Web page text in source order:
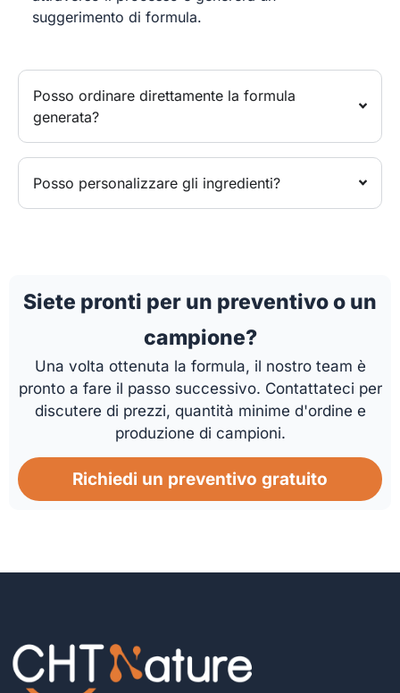
suggerimento di formula.
Posso ordinare direttamente la formula
generata?
Posso personalizzare gli ingredienti?
Siete pronti per un preventivo o un
campione?
Una volta ottenuta la formula, il nostro team è
pronto a fare il passo successivo. Contattateci per
discutere di prezzi, quantità minime d'ordine e
produzione di campioni.
Richiedi un preventivo gratuito